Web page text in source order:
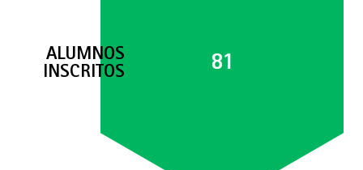
81
ALUMNOS
INSCRITOS